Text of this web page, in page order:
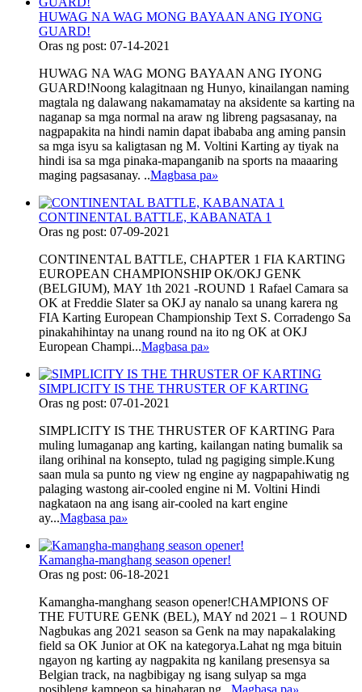
HUWAG NA WAG MONG BAYAAN ANG IYONG
GUARD!
Oras ng post: 07-14-2021
HUWAG NA WAG MONG BAYAAN ANG IYONG
GUARD!Noong kalagitnaan ng Hunyo, kinailangan naming
magtala ng dalawang nakamamatay na aksidente sa karting na
naganap sa mga normal na araw ng libreng pagsasanay, na
nagpapakita na hindi namin dapat ibababa ang aming pansin
sa mga isyu sa kaligtasan ng M. Voltini Karting ay tiyak na
hindi isa sa mga pinaka-mapanganib na sports na maaaring
maging pagsasanay. ..Magbasa pa»
CONTINENTAL BATTLE, KABANATA 1
Oras ng post: 07-09-2021
CONTINENTAL BATTLE, CHAPTER 1 FIA KARTING
EUROPEAN CHAMPIONSHIP OK/OKJ GENK
(BELGIUM), MAY 1th 2021 -ROUND 1 Rafael Camara sa
OK at Freddie Slater sa OKJ ay nanalo sa unang karera ng
FIA Karting European Championship Text S. Corradengo Sa
pinakahihintay na unang round na ito ng OK at OKJ
European Champi...Magbasa pa»
SIMPLICITY IS THE THRUSTER OF KARTING
Oras ng post: 07-01-2021
SIMPLICITY IS THE THRUSTER OF KARTING Para
muling lumaganap ang karting, kailangan nating bumalik sa
ilang orihinal na konsepto, tulad ng pagiging simple.Kung
saan mula sa punto ng view ng engine ay nagpapahiwatig ng
palaging wastong air-cooled engine ni M. Voltini Hindi
nagkataon na ang isang air-cooled na kart engine
ay...Magbasa pa»
Kamangha-manghang season opener!
Oras ng post: 06-18-2021
Kamangha-manghang season opener!CHAMPIONS OF
THE FUTURE GENK (BEL), MAY nd 2021 – 1 ROUND
Nagbukas ang 2021 season sa Genk na may napakalaking
field sa OK Junior at OK na kategorya.Lahat ng mga bituin
ngayon ng karting ay nagpakita ng kanilang presensya sa
Belgian track, na nagbibigay ng isang sulyap sa mga
posibleng kampeon sa hinaharap ng... Magbasa pa»